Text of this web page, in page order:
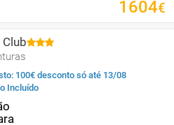
1604€
100€ desconto só até 13/08
Incluído